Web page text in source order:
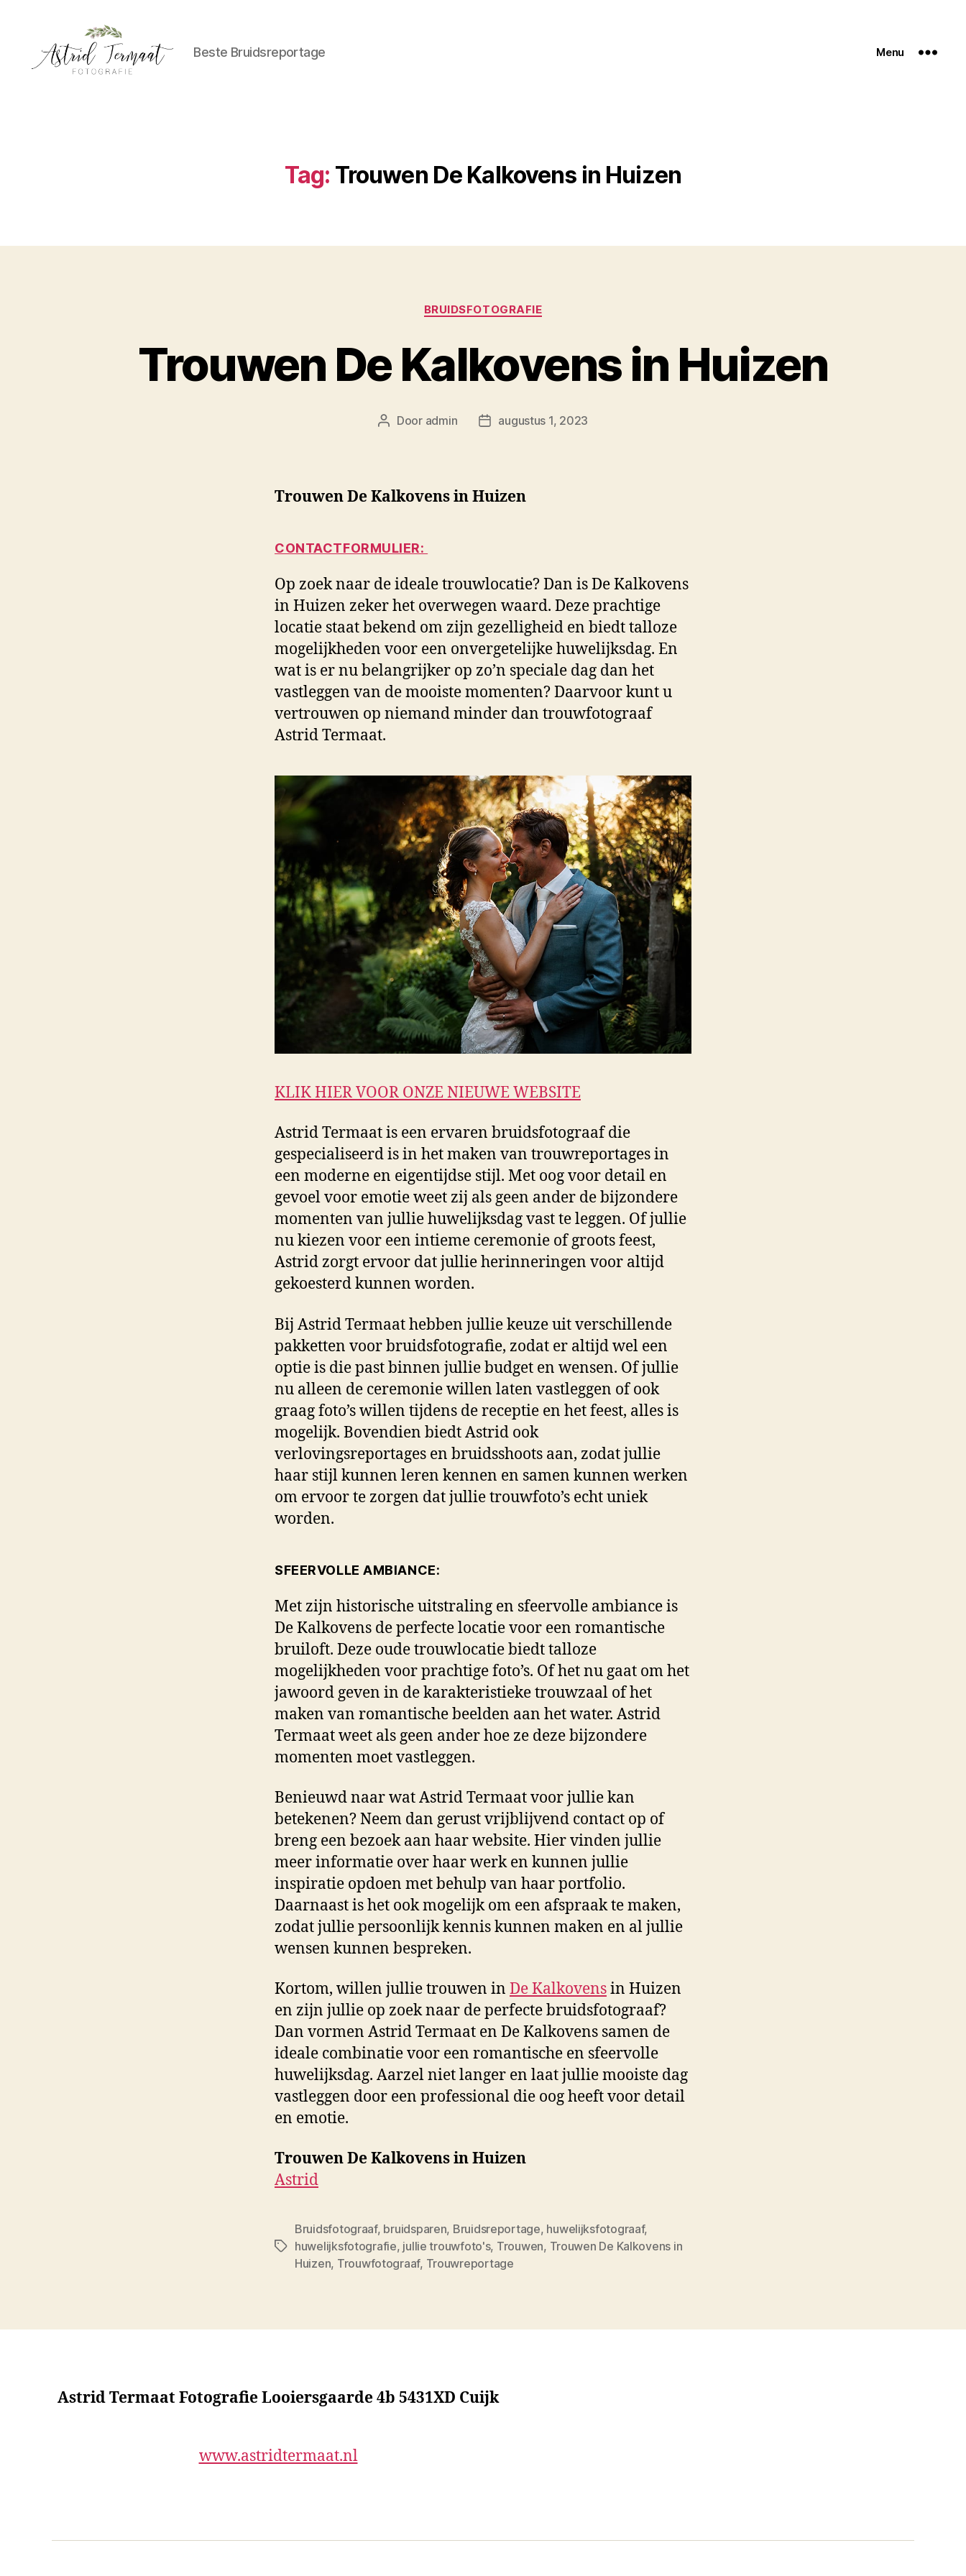
Beste Bruidsreportage Menu
Tag: Trouwen De Kalkovens in Huizen
Categorieën
BRUIDSFOTOGRAFIE
Trouwen De Kalkovens in Huizen
Berichtauteur
Door admin Berichtdatum
augustus 1, 2023
Trouwen De Kalkovens in Huizen
CONTACTFORMULIER:
Op zoek naar de ideale trouwlocatie? Dan is De Kalkovens
in Huizen zeker het overwegen waard. Deze prachtige
locatie staat bekend om zijn gezelligheid en biedt talloze
mogelijkheden voor een onvergetelijke huwelijksdag. En
wat is er nu belangrijker op zo’n speciale dag dan het
vastleggen van de mooiste momenten? Daarvoor kunt u
vertrouwen op niemand minder dan trouwfotograaf
Astrid Termaat.
KLIK HIER VOOR ONZE NIEUWE WEBSITE
Astrid Termaat is een ervaren bruidsfotograaf die
gespecialiseerd is in het maken van trouwreportages in
een moderne en eigentijdse stijl. Met oog voor detail en
gevoel voor emotie weet zij als geen ander de bijzondere
momenten van jullie huwelijksdag vast te leggen. Of jullie
nu kiezen voor een intieme ceremonie of groots feest,
Astrid zorgt ervoor dat jullie herinneringen voor altijd
gekoesterd kunnen worden.
Bij Astrid Termaat hebben jullie keuze uit verschillende
pakketten voor bruidsfotografie, zodat er altijd wel een
optie is die past binnen jullie budget en wensen. Of jullie
nu alleen de ceremonie willen laten vastleggen of ook
graag foto’s willen tijdens de receptie en het feest, alles is
mogelijk. Bovendien biedt Astrid ook
verlovingsreportages en bruidsshoots aan, zodat jullie
haar stijl kunnen leren kennen en samen kunnen werken
om ervoor te zorgen dat jullie trouwfoto’s echt uniek
worden.
SFEERVOLLE AMBIANCE:
Met zijn historische uitstraling en sfeervolle ambiance is
De Kalkovens de perfecte locatie voor een romantische
bruiloft. Deze oude trouwlocatie biedt talloze
mogelijkheden voor prachtige foto’s. Of het nu gaat om het
jawoord geven in de karakteristieke trouwzaal of het
maken van romantische beelden aan het water. Astrid
Termaat weet als geen ander hoe ze deze bijzondere
momenten moet vastleggen.
Benieuwd naar wat Astrid Termaat voor jullie kan
betekenen? Neem dan gerust vrijblijvend contact op of
breng een bezoek aan haar website. Hier vinden jullie
meer informatie over haar werk en kunnen jullie
inspiratie opdoen met behulp van haar portfolio.
Daarnaast is het ook mogelijk om een afspraak te maken,
zodat jullie persoonlijk kennis kunnen maken en al jullie
wensen kunnen bespreken.
Kortom, willen jullie trouwen in De Kalkovensin Huizen
en zijn jullie op zoek naar de perfecte bruidsfotograaf?
Dan vormen Astrid Termaat en De Kalkovens samen de
ideale combinatie voor een romantische en sfeervolle
huwelijksdag. Aarzel niet langer en laat jullie mooiste dag
vastleggen door een professional die oog heeft voor detail
en emotie.
Trouwen De Kalkovens in Huizen
Astrid
Tags
Bruidsfotograaf, bruidsparen, Bruidsreportage, huwelijksfotograaf,
huwelijksfotografie, jullie trouwfoto's, Trouwen, Trouwen De Kalkovens in
Huizen, Trouwfotograaf, Trouwreportage
Astrid Termaat Fotografie Looiersgaarde 4b 5431XD Cuijk
www.astridtermaat.nl